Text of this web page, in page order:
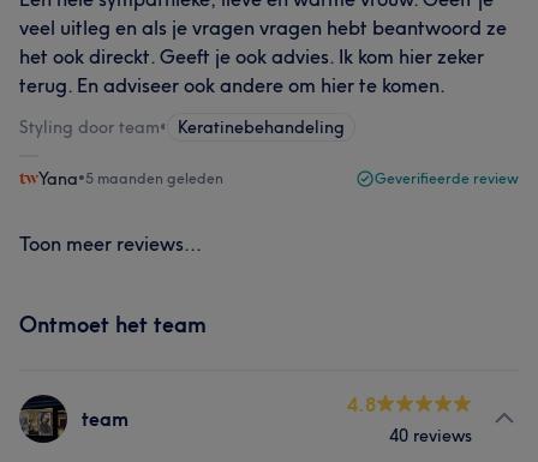
veel uitleg en als je vragen vragen hebt beantwoord ze
het ook direckt. Geeft je ook advies. Ik kom hier zeker
terug. En adviseer ook andere om hier te komen.
Styling door team• Keratinebehandeling
Yana•5 maanden geleden Geverifieerde review
Toon meer reviews...
Ontmoet het team
team
4.8
40 reviews